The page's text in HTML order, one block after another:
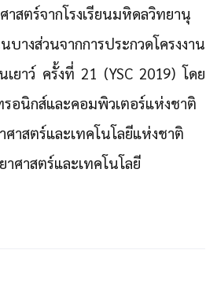
าสตร์จากโรงเรียนมหิดลวิทยานุ
งส่วนจากการประกวดโครงงาน
เยาว์ ครั้งที่ 21 (YSC 2019) โดย
รอนิกส์และคอมพิวเตอร์แห่งชาติ
าสตร์และเทคโนโลยีแห่งชาติ
ศาสตร์และเทคโนโลยี